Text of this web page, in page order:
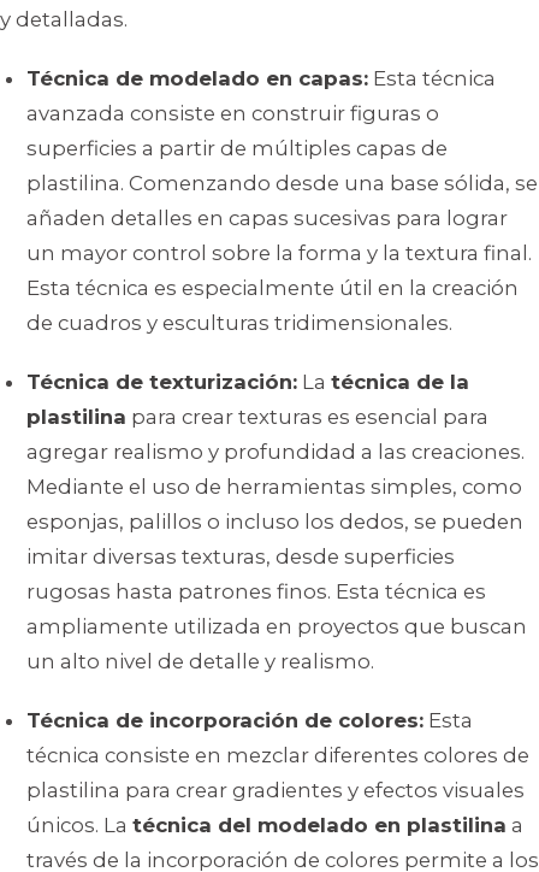
y detalladas.
Técnica de modelado en capas:Esta técnica
avanzada consiste en construir figuras o
superficies a partir de múltiples capas de
plastilina. Comenzando desde una base sólida, se
añaden detalles en capas sucesivas para lograr
un mayor control sobre la forma y la textura final.
Esta técnica es especialmente útil en la creación
de cuadros y esculturas tridimensionales.
Técnica de texturización:La técnica de la
plastilina para crear texturas es esencial para
agregar realismo y profundidad a las creaciones.
Mediante el uso de herramientas simples, como
esponjas, palillos o incluso los dedos, se pueden
imitar diversas texturas, desde superficies
rugosas hasta patrones finos. Esta técnica es
ampliamente utilizada en proyectos que buscan
un alto nivel de detalle y realismo.
Técnica de incorporación de colores:Esta
técnica consiste en mezclar diferentes colores de
plastilina para crear gradientes y efectos visuales
únicos. La técnica del modelado en plastilina a
través de la incorporación de colores permite a los